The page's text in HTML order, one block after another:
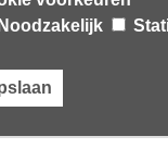
Noodzakelijk